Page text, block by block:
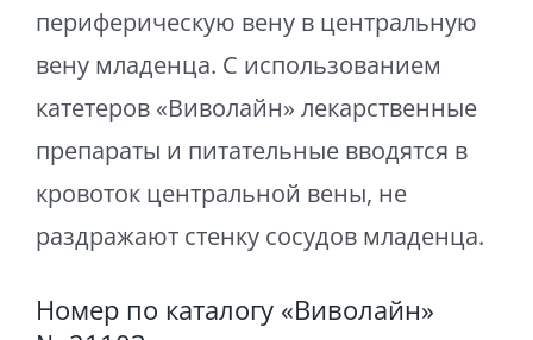
периферическую вену в центральную
вену младенца. С использованием
катетеров «Виволайн» лекарственные
препараты и питательные вводятся в
кровоток центральной вены, не
раздражают стенку сосудов младенца.
Номер по каталогу «Виволайн»